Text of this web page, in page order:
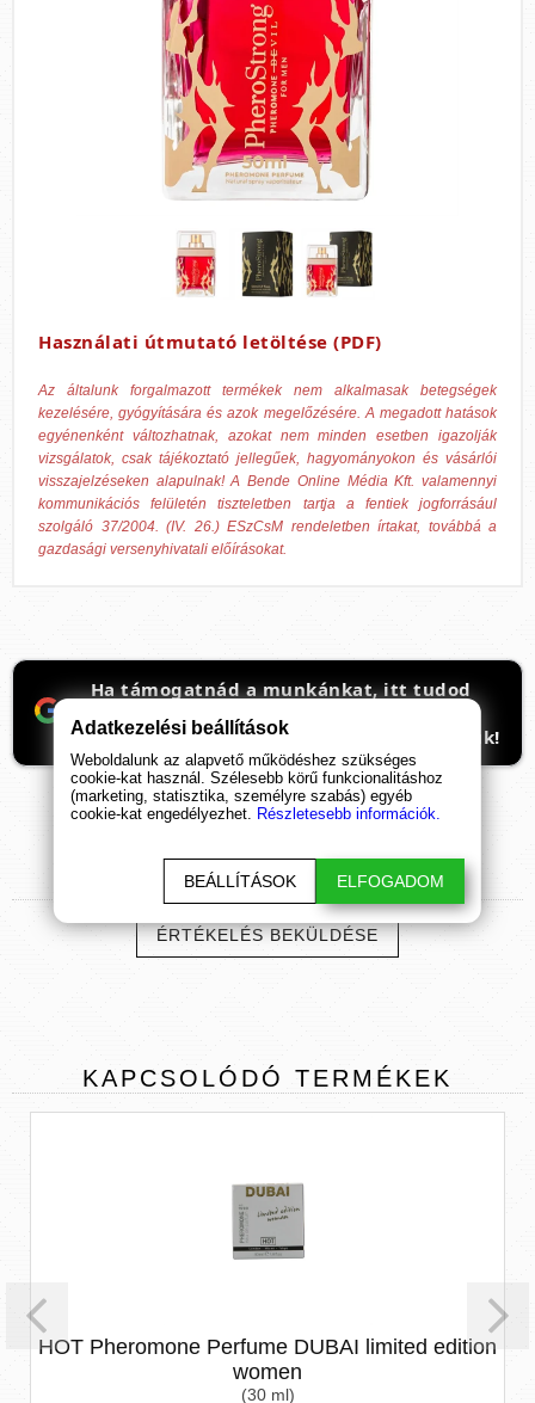
Használati útmutató letöltése (PDF)
Az általunk forgalmazott termékek nem alkalmasak betegségek
kezelésére, gyógyítására és azok megelőzésére. A megadott hatások
egyénenként változhatnak, azokat nem minden esetben igazolják
vizsgálatok, csak tájékoztató jellegűek, hagyományokon és vásárlói
visszajelzéseken alapulnak! A Bende Online Média Kft. valamennyi
kommunikációs felületén tiszteletben tartja a fentiek jogforrásául
szolgáló 37/2004. (IV. 26.) ESzCsM rendeletben írtakat, továbbá a
gazdasági versenyhivatali előírásokat.
Ha támogatnád a munkánkat, itt tudod
beállítani, hogy előre kerüljenek
ismeretterjesztő cikkeink. Hálásan köszönjük!
TERMÉK ÉRTÉKELÉSEK
ÉRTÉKELÉS BEKÜLDÉSE
KAPCSOLÓDÓ TERMÉKEK
HOT Pheromone Perfume DUBAI limited edition
women
(30 ml)
Adatkezelési beállítások
Weboldalunk az alapvető működéshez szükséges
cookie-kat használ. Szélesebb körű funkcionalitáshoz
(marketing, statisztika, személyre szabás) egyéb
cookie-kat engedélyezhet. Részletesebb információk.
BEÁLLÍTÁSOK ELFOGADOM